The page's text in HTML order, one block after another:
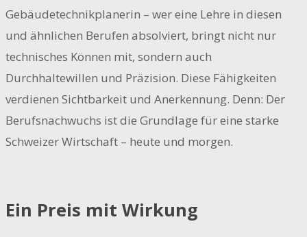
Gebäudetechnikplanerin – wer eine Lehre in diesen
und ähnlichen Berufen absolviert, bringt nicht nur
technisches Können mit, sondern auch
Durchhaltewillen und Präzision. Diese Fähigkeiten
verdienen Sichtbarkeit und Anerkennung. Denn: Der
Berufsnachwuchs ist die Grundlage für eine starke
Schweizer Wirtschaft – heute und morgen.
Ein Preis mit Wirkung